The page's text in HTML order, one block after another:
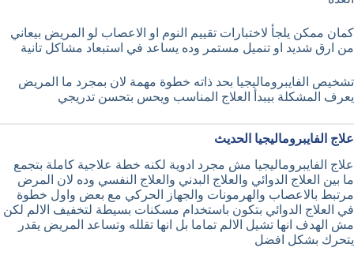
كمان ممكن يلجأ لاختبارات تقييم النوم او الاعصاب لو المريض بيعاني
من ارق شديد او تنميل مستمر وده يساعد في استبعاد مشاكل تانية
تشخيص الفايبروماليجيا بحد ذاته خطوة مهمة لان بمجرد ما المريض
يعرف المشكلة بيبدأ العلاج المناسب ويحس بتحسن تدريجي
علاج الفايبروماليجيا الحديث
علاج الفايبروماليجيا مش مجرد ادوية لكنه خطة علاجية كاملة بتجمع
ما بين العلاج الدوائي والعلاج البدني والعلاج النفسي وده لان المرض
مرتبط بالاعصاب والهرمونات والجهاز الحركي مع بعض واول خطوة
في العلاج الدوائي بتكون باستخدام مسكنات بسيطة لتخفيف الالم لكن
مش الهدف انها تشيل الالم تماما بل انها تقلله وتساعد المريض يقدر
يتحرك بشكل افضل